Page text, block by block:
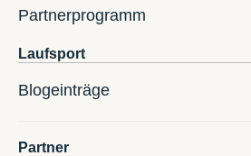
Partnerprogramm
Laufsport
Blogeinträge
Partner